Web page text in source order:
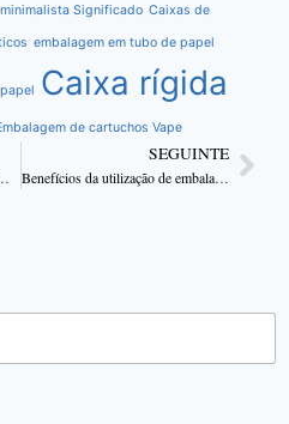
Significado Caixas de
embalagem em tubo de papel
Caixa rígida
de cartuchos Vape
de velas para 2025
SEGUINTE
Benefícios da utilização de embalagens de caixa impressas personalizadas para velas